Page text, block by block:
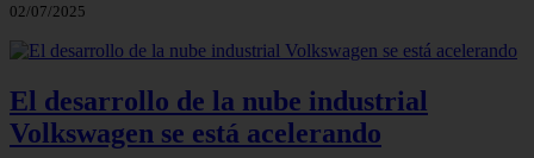
02/07/2025
El desarrollo de la nube industrial
Volkswagen se está acelerando